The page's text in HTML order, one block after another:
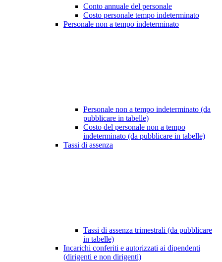
Conto annuale del personale
Costo personale tempo indeterminato
Personale non a tempo indeterminato
Personale non a tempo indeterminato (da
pubblicare in tabelle)
Costo del personale non a tempo
indeterminato (da pubblicare in tabelle)
Tassi di assenza
Tassi di assenza trimestrali (da pubblicare
in tabelle)
Incarichi conferiti e autorizzati ai dipendenti
(dirigenti e non dirigenti)